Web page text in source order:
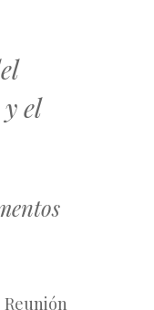
el
Reunión